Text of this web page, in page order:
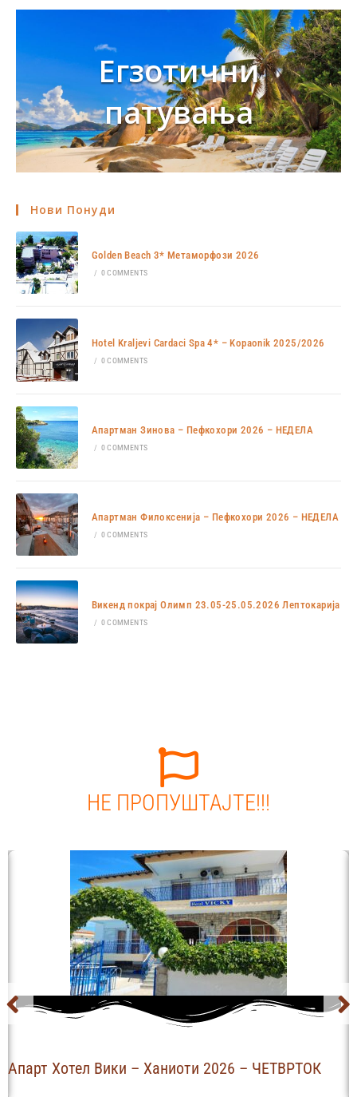
Егзотични
патувања
Нови Понуди
Golden Beach 3* Метаморфози 2026
/ 0 COMMENTS
Hotel Kraljevi Cardaci Spa 4* – Kopaonik 2025/2026
/ 0 COMMENTS
Апартман Зинова – Пефкохори 2026 – НЕДЕЛА
/ 0 COMMENTS
Апартман Филоксенија – Пефкохори 2026 – НЕДЕЛА
/ 0 COMMENTS
Викенд покрај Олимп 23.05-25.05.2026 Лептокарија
/ 0 COMMENTS
НЕ ПРОПУШТАЈТЕ!!!
Апарт Хотел Вики – Ханиоти 2026 – ЧЕТВРТОК